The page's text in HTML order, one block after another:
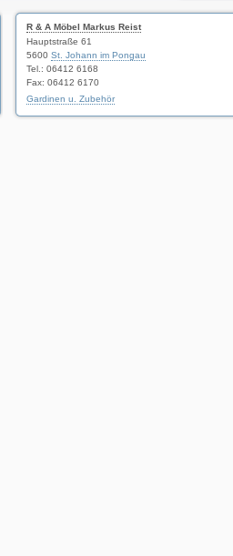
R & A Möbel Markus Reist
Hauptstraße 61
5600 St. Johann im Pongau
Tel.: 06412 6168
Fax: 06412 6170
Gardinen u. Zubehör